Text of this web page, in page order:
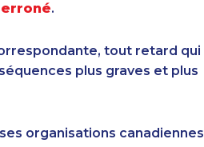
.
tout retard qui
plus graves et plus
organisations canadiennes